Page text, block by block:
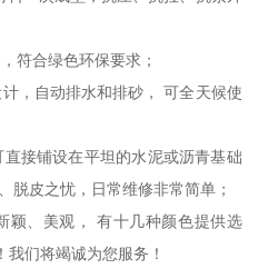
符合绿色环保要求；
，自动排水和排砂， 可全天候使
接铺设在平坦的水泥或沥青基础
脱皮之忧，日常维修非常简单；
、美观， 有十几种颜色提供选
们将竭诚为您服务！